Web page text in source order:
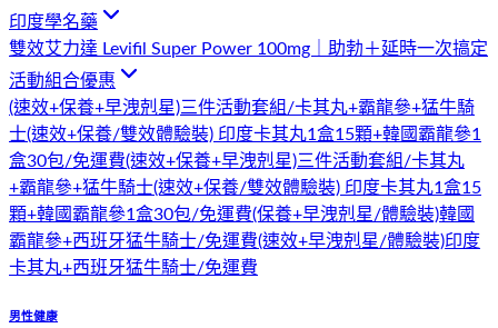
印度學名藥
雙效艾力達 Levifil Super Power 100mg｜助勃＋延時一次搞定
活動組合優惠
(速效+保養+早洩剋星)三件活動套組/卡其丸+霸龍參+猛牛騎
士(速效+保養/雙效體驗裝) 印度卡其丸1盒15顆+韓國霸龍參1
盒30包/免運費(速效+保養+早洩剋星)三件活動套組/卡其丸
+霸龍參+猛牛騎士(速效+保養/雙效體驗裝) 印度卡其丸1盒15
顆+韓國霸龍參1盒30包/免運費(保養+早洩剋星/體驗裝)韓國
霸龍參+西班牙猛牛騎士/免運費(速效+早洩剋星/體驗裝)印度
卡其丸+西班牙猛牛騎士/免運費
男性健康